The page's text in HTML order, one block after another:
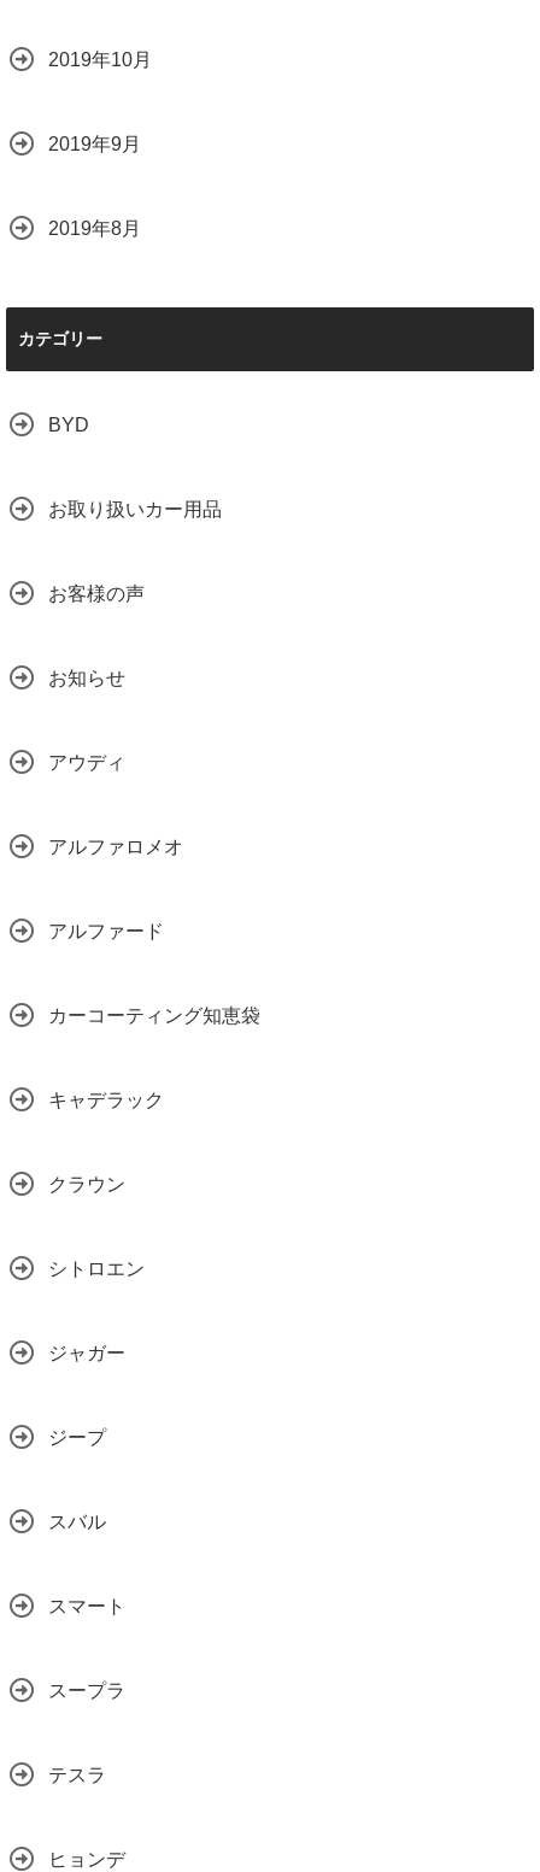
2019年10月
2019年9月
2019年8月
カテゴリー
BYD
お取り扱いカー用品
お客様の声
お知らせ
アウディ
アルファロメオ
アルファード
カーコーティング知恵袋
キャデラック
クラウン
シトロエン
ジャガー
ジープ
スバル
スマート
スープラ
テスラ
ヒョンデ